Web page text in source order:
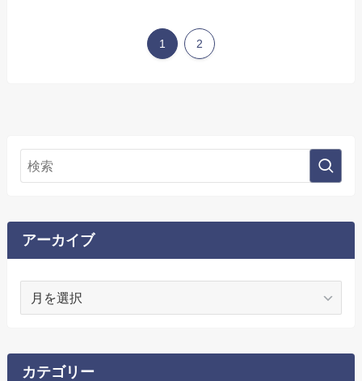
1 2
アーカイブ
イ
ブ
カテゴリー